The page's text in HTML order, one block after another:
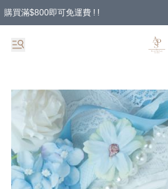
購買滿$800即可免運費 ! !